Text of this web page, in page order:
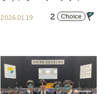
2026.01.19 2 Choice